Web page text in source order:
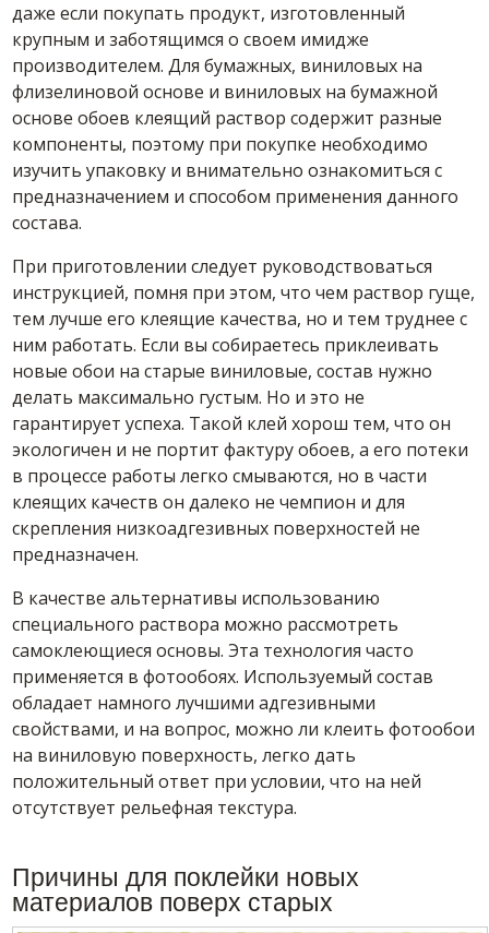
даже если покупать продукт, изготовленный
крупным и заботящимся о своем имидже
производителем. Для бумажных, виниловых на
флизелиновой основе и виниловых на бумажной
основе обоев клеящий раствор содержит разные
компоненты, поэтому при покупке необходимо
изучить упаковку и внимательно ознакомиться с
предназначением и способом применения данного
состава.
При приготовлении следует руководствоваться
инструкцией, помня при этом, что чем раствор гуще,
тем лучше его клеящие качества, но и тем труднее с
ним работать. Если вы собираетесь приклеивать
новыеобои на старые виниловые, состав нужно
делать максимально густым. Но и это не
гарантирует успеха. Такой клей хорош тем, что он
экологичен и не портит фактуру обоев, а его потеки
в процессе работы легко смываются, но в части
клеящих качеств он далеко не чемпион и для
скрепления низкоадгезивных поверхностей не
предназначен.
В качестве альтернативы использованию
специального раствора можно рассмотреть
самоклеющиеся основы. Эта технология часто
применяется в фотообоях. Используемый состав
обладает намного лучшими адгезивными
свойствами, и на вопрос, можно ли клеить фотообои
на виниловую поверхность, легко дать
положительный ответ при условии, что на ней
отсутствует рельефная текстура.
Причины для поклейки новых
материалов поверх старых